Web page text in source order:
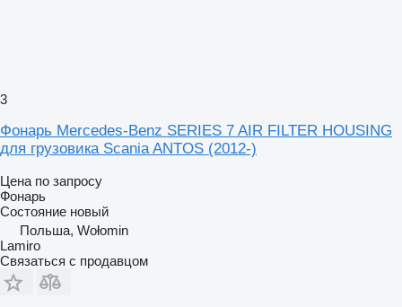
3
Фонарь Mercedes-Benz SERIES 7 AIR FILTER HOUSING
для грузовика Scania ANTOS (2012-)
Цена по запросу
Фонарь
Состояние новый
Польша, Wołomin
Lamiro
Связаться с продавцом